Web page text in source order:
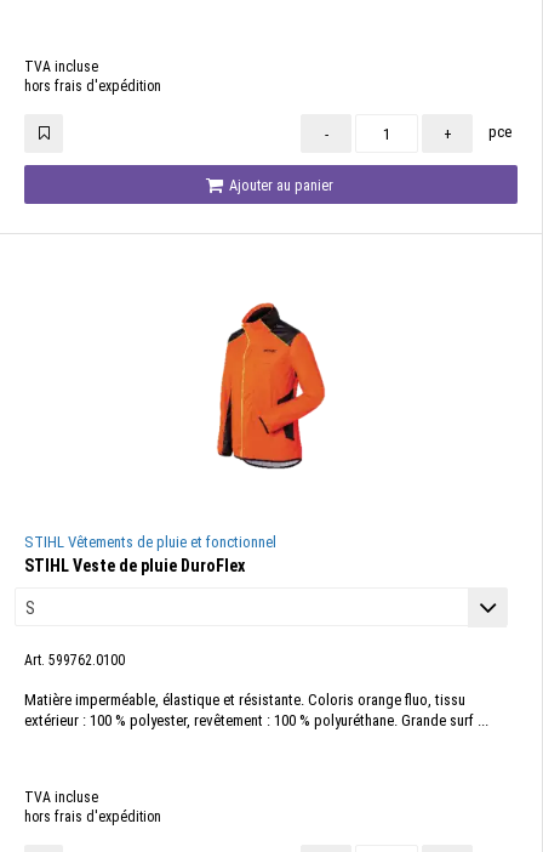
TVA incluse
hors frais d'expédition
- + pce
Ajouter au panier
STIHL Vêtements de pluie et fonctionnel
STIHL Veste de pluie DuroFlex
Art. 599762.0100
Matière imperméable, élastique et résistante. Coloris orange fluo, tissu
extérieur : 100 % polyester, revêtement : 100 % polyuréthane. Grande surf ...
TVA incluse
hors frais d'expédition